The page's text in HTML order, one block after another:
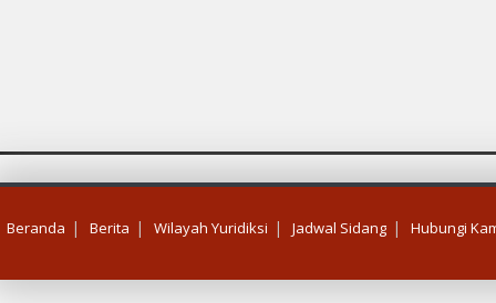
Beranda | Berita | Wilayah Yuridiksi | Jadwal Sidang | Hubungi